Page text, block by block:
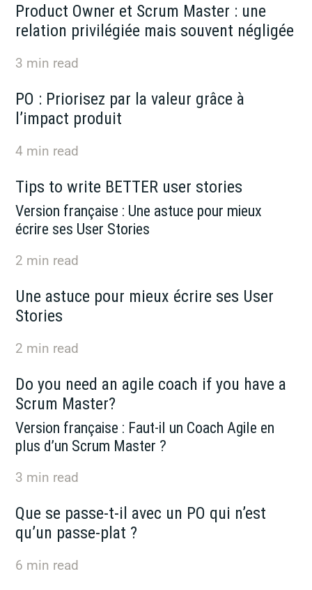
Product Owner et Scrum Master : une
relation privilégiée mais souvent négligée
3 min read
PO : Priorisez par la valeur grâce à
l’impact produit
4 min read
Tips to write BETTER user stories
Version française : Une astuce pour mieux
écrire ses User Stories
2 min read
Une astuce pour mieux écrire ses User
Stories
2 min read
Do you need an agile coach if you have a
Scrum Master?
Version française : Faut-il un Coach Agile en
plus d’un Scrum Master ?
3 min read
Que se passe-t-il avec un PO qui n’est
qu’un passe-plat ?
6 min read